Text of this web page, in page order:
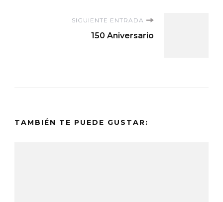
entradasSIGUIENTE ENTRADA
150 Aniversario
TAMBIÉN TE PUEDE GUSTAR: